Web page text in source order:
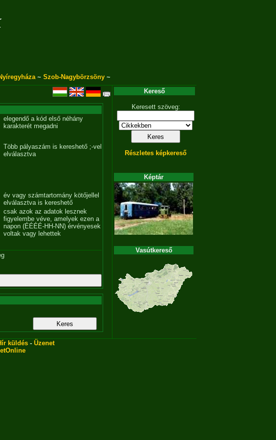
~ Szob-Nagybörzsöny ~
elegendő a kód első néhány
karakterét megadni
Több pályaszám is kereshető ;-vel
elválasztva
év vagy számtartomány kötőjellel
elválasztva is kereshető
csak azok az adatok lesznek
figyelembe véve, amelyek ezen a
napon (ÉÉÉÉ-HH-NN) érvényesek
voltak vagy lehettek
Kereső
Keresett szöveg:
Részletes képkereső
Képtár
Vasútkereső
küldés - Üzenet